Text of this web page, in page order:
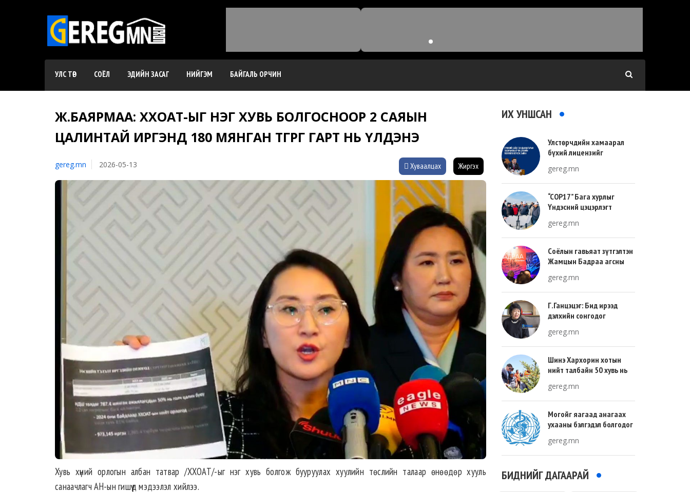
УЛС ТӨР СОЁЛ ЭДИЙН ЗАСАГ НИЙГЭМ БАЙГАЛЬ ОРЧИН
Ж.БАЯРМАА: ХХОАТ-ЫГ НЭГ ХУВЬ БОЛГОСНООР 2 САЯЫН
ЦАЛИНТАЙ ИРГЭНД 180 МЯНГАН ТӨГРӨГ ГАРТ НЬ ҮЛДЭНЭ
gereg.mn 2026-05-13 Хуваалцах Жиргэх
Хувь хүний орлогын албан татвар /ХХОАТ/-ыг нэг хувь болгож бууруулах хуулийн төслийн талаар өнөөдөр хууль
санаачлагч АН-ын гишүүд мэдээлэл хийлээ.
ИХ УНШСАН
Улстөрчдийн хамаарал
бүхий лицензийг
gereg.mn
“COP17” Бага хурлыг
Үндэсний цэцэрлэгт
зохион байгуулна
gereg.mn
Соёлын гавьяат зүтгэлтэн
Жамцын Бадраа агсны
тохиож байна
gereg.mn
Г.Ганцэцэг: Бид ирээд
дэлхийн сонгодог
хөгжлийн тухай л ярьсан
gereg.mn
Шинэ Хархорин хотын
нийт талбайн 50 хувь нь
хувь нь барилгажих
талбай, 20 хувь нь авто
зам байна
gereg.mn
Могойг яагаад анагаах
ухааны бэлгэдэл болгодог
gereg.mn
БИДНИЙГ ДАГААРАЙ